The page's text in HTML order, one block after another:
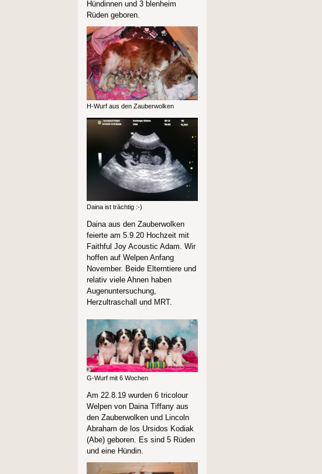
Hündinnen und 3 blenheim
Rüden geboren.
H-Wurf aus den Zauberwolken
Daina ist trächtig :-)
Daina aus den Zauberwolken
feierte am 5.9.20 Hochzeit mit
Faithful Joy Acoustic Adam. Wir
hoffen auf Welpen Anfang
November. Beide Elterntiere und
relativ viele Ahnen haben
Augenuntersuchung,
Herzultraschall und MRT.
G-Wurf mit 6 Wochen
Am 22.8.19 wurden 6 tricolour
Welpen von Daina Tiffany aus
den Zauberwolken und Lincoln
Abraham de los Ursidos Kodiak
(Abe) geboren. Es sind 5 Rüden
und eine Hündin.